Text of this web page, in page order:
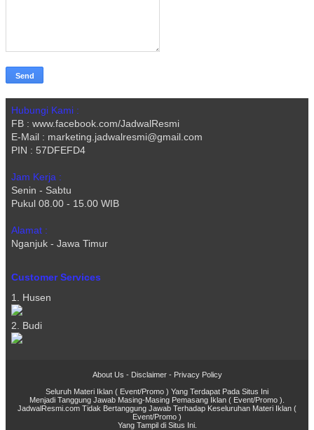
Hubungi Kami :
FB : www.facebook.com/JadwalResmi
E-Mail : marketing.jadwalresmi@gmail.com
PIN : 57DFEFD4
Jam Kerja :
Senin - Sabtu
Pukul 08.00 - 15.00 WIB
Alamat :
Nganjuk - Jawa Timur
Customer Services
1. Husen
2. Budi
About Us - Disclaimer- Privacy Policy
Seluruh Materi Iklan ( Event/Promo ) Yang Terdapat Pada Situs Ini
Menjadi Tanggung Jawab Masing-Masing Pemasang Iklan ( Event/Promo ).
JadwalResmi.com Tidak Bertanggung Jawab Terhadap Keseluruhan Materi Iklan (
Event/Promo )
Yang Tampil di Situs Ini.